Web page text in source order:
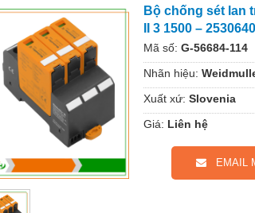
Bộ chống sét lan
II 3 1500 –
Mã số: G-56684-114
Nhãn hiệu:
Xuất xứ: Slovenia
Giá: Liên hệ
EMAIL